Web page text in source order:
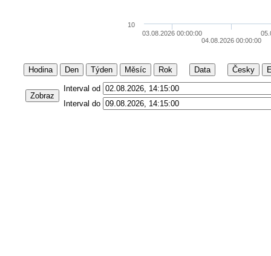
03.08.2026 00:00:00
04.08.2026 00:00:00
10
Hodina Den Týden Měsíc Rok Data Česky
Zobraz
Interval od
Interval do